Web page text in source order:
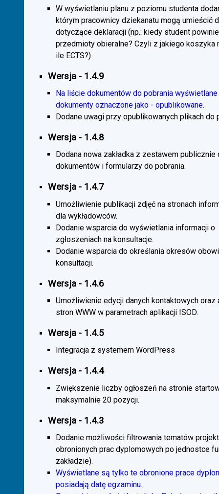
W wyświetlaniu planu z poziomu studenta
którym pracownicy dziekanatu mogą umieścić
dotyczące deklaracji (np.: kiedy student
przedmioty obieralne? Czyli z jakiego koszyka
ile ECTS?)
Wersja - 1.4.9
Na liście dokumentów do pobrania
dokumenty oznaczone jako - opublikowane.
Dodane uwagi przy opublikowanych plikach do
Wersja - 1.4.8
Dodana nowa zakładka z zestawem publicznie
dokumentów i formularzy do pobrania.
Wersja - 1.4.7
Umożliwienie publikacji zdjęć na stronach
dla wykładowców.
Dodanie wsparcia do wyświetlania informacji o
zgłoszeniach na konsultacje.
Dodanie wsparcia do określania okresów
konsultacji.
Wersja - 1.4.6
Umożliwienie edycji danych kontaktowych oraz
stron WWW w parametrach aplikacji ISOD.
Wersja - 1.4.5
Integracja z systemem WordPress
Wersja - 1.4.4
Zwiększenie liczby ogłoszeń na stronie
maksymalnie 20 pozycji.
Wersja - 1.4.3
Dodanie możliwości filtrowania tematów
obronionych prac dyplomowych po jednostce
zakładzie).
Wyświetlane są tylko te obronione prace
posiadają datę egzaminu.